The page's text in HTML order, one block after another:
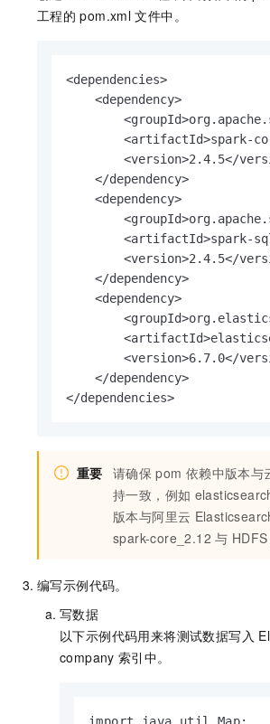
工程的 pom.xml 文件中。
<dependencies>
    <dependency>
<artifactId>spark-
<version>2.4.5</
    </dependency>
    <dependency>
<artifactId>spark-
<version>2.4.5</
    </dependency>
    <dependency>
<version>6.7.0</
    </dependency>
</dependencies>
重要 请确保 pom 依赖中版本与
持一致，例如
版本与阿里云
spark-core_2.12 与 HDFS
编写示例代码。
写数据
以下示例代码用来将测试数据写入
company 索引中。